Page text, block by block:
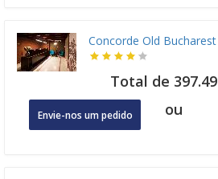
Concorde Old
Total de
Envie-nos um pedido ou